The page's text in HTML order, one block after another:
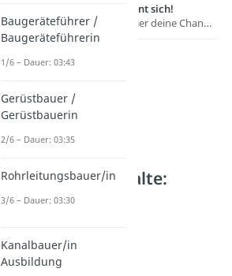
Lernen lohnt sich!
Entdecke hier deine Chancen.
Weitere Inhalte:
Handwerk &
Mit Stein und Gold
Glaser / Glaserin
Baugeräteführer /
Baugeräteführerin
1/6 – Dauer: 03:43
Gerüstbauer /
Gerüstbauerin
2/6 – Dauer: 03:35
Rohrleitungsbauer/in
3/6 – Dauer: 03:30
Kanalbauer/in
Ausbildung